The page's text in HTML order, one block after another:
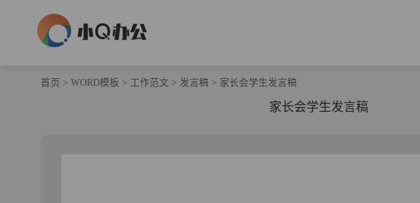
首页 > WORD模板 > 工作范文 > 发言稿 > 家长会学生发言稿
家长会学生发言稿